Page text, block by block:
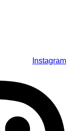
Instagram